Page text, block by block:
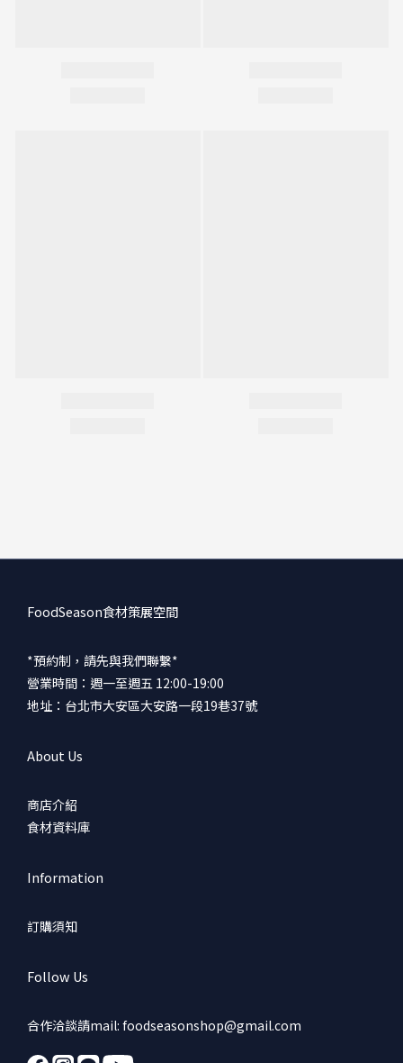
FoodSeason食材策展空間
*預約制，請先與我們聯繫*
營業時間：週一至週五 12:00-19:00
地址：台北市大安區大安路一段19巷37號
About Us
商店介紹
食材資料庫
Information
訂購須知
Follow Us
合作洽談請mail: foodseasonshop@gmail.com